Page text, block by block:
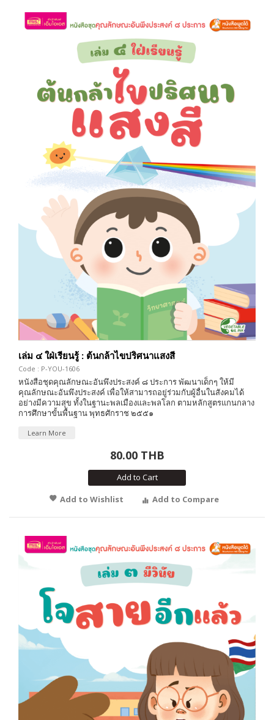
เล่ม ๔ ใฝ่เรียนรู้ : ต้นกล้าไขปริศนาแสงสี
Code : P-YOU-1606
หนังสือชุดคุณลักษณะอันพึงประสงค์ ๘ ประการ พัฒนาเด็กๆ ให้มี
คุณลักษณะอันพึงประสงค์ เพื่อให้สามารถอยู่ร่วมกับผู้อื่นในสังคมได้
อย่างมีความสุข ทั้งในฐานะพลเมืองและพลโลก ตามหลักสูตรแกนกลาง
การศึกษาขั้นพื้นฐาน พุทธศักราช ๒๕๕๑
Learn More
80.00 THB
Add to Cart
Add to Wishlist
Add to Compare